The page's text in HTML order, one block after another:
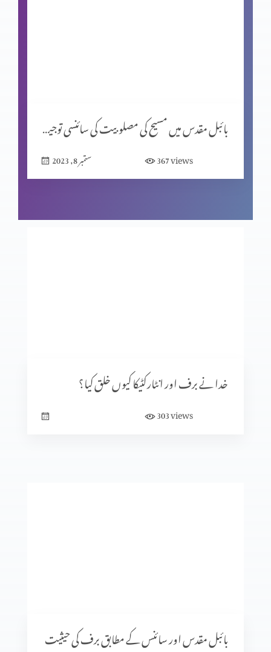
قیامت المسیح کی مخالفت میں نظریات (حصہ 2)
یہودیوں میں سے مخالفِ مسیح
بائبل مقدس میں مسیح کی مصلوبیت کی سائنسی توجیہات (حصہ 1)
ستمبر 8, 2023 367views
خدا نے برف اور انٹارکٹیکا کیوں خلق کیا؟
303views
بائبل مقدس اور سائنس کے مطابق برف کی حیثیت